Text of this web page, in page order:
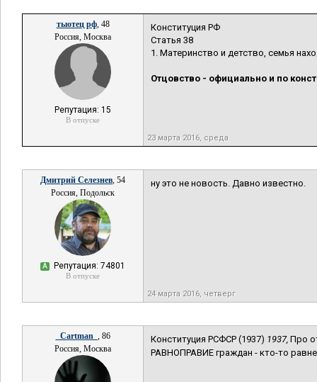
тыотец рф, 48
Россия, Москва
Репутация: 15
В отпуске
Конституция РФ
Статья 38
1. Материнство и детство, семья
Отцовство - официально и по
23 марта 2016, среда
Дмитрий Селезнев, 54
Россия, Подольск
А Репутация: 74801
В отпуске
ну это не новость. Давно известно.
24 марта 2016, четверг
_Cartman_ , 86
Россия, Москва
Конституция РСФСР (1937) 1937, Про
РАВНОПРАВИЕ граждан - кто-то